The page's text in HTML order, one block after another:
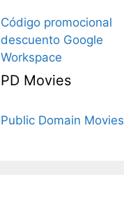
Código promocional
descuento Google
Workspace
PD Movies
Public Domain Movies